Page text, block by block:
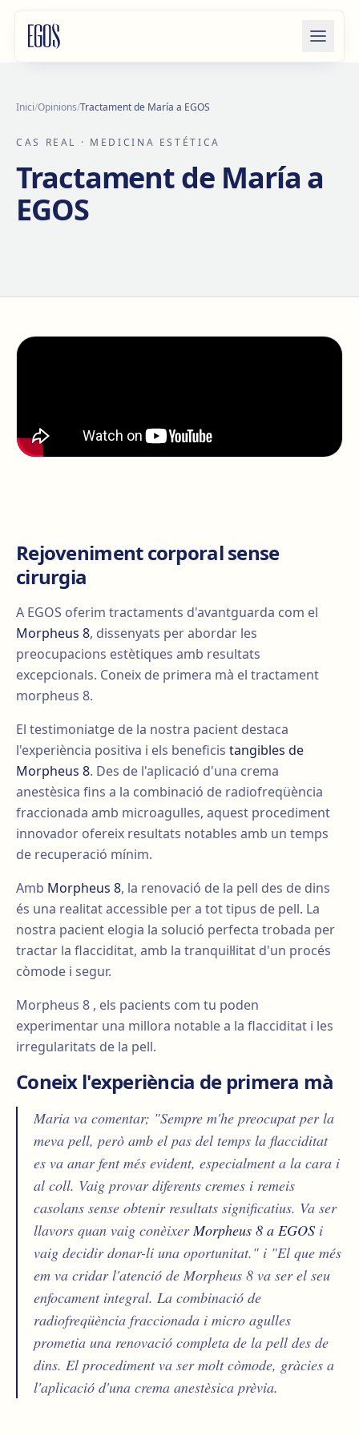
Inici/Opinions/Tractament de María a EGOS
CAS REAL · MEDICINA ESTÉTICA
Tractament de María a
EGOS
Rejoveniment corporal sense
cirurgia
A EGOS oferim tractaments d'avantguarda com el
Morpheus 8, dissenyats per abordar les
preocupacions estètiques amb resultats
excepcionals. Coneix de primera mà el tractament
morpheus 8.
El testimoniatge de la nostra pacient destaca
l'experiència positiva i els beneficis tangibles de
Morpheus 8. Des de l'aplicació d'una crema
anestèsica fins a la combinació de radiofreqüència
fraccionada amb microagulles, aquest procediment
innovador ofereix resultats notables amb un temps
de recuperació mínim.
Amb Morpheus 8, la renovació de la pell des de dins
és una realitat accessible per a tot tipus de pell. La
nostra pacient elogia la solució perfecta trobada per
tractar la flacciditat, amb la tranquil·litat d'un procés
còmode i segur.
Morpheus 8 , els pacients com tu poden
experimentar una millora notable a la flacciditat i les
irregularitats de la pell.
Coneix l'experiència de primera mà
Maria va comentar; "Sempre m'he preocupat per la
meva pell, però amb el pas del temps la flacciditat
es va anar fent més evident, especialment a la cara i
al coll. Vaig provar diferents cremes i remeis
casolans sense obtenir resultats significatius. Va ser
llavors quan vaig conèixerMorpheus 8 a EGOS i
vaig decidir donar-li una oportunitat." i "El que més
em va cridar l'atenció de Morpheus 8 va ser el seu
enfocament integral. La combinació de
radiofreqüència fraccionada i micro agulles
prometia una renovació completa de la pell des de
dins. El procediment va ser molt còmode, gràcies a
l'aplicació d'una crema anestèsica prèvia.